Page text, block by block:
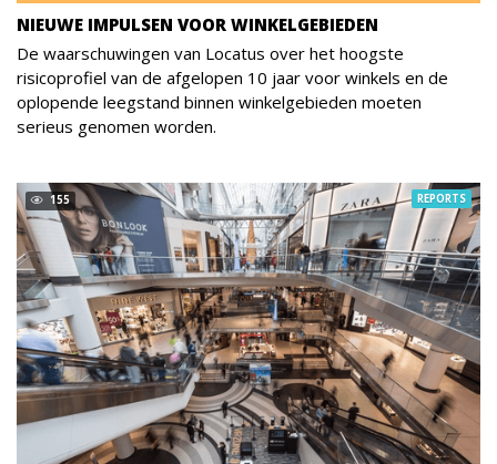
NIEUWE IMPULSEN VOOR WINKELGEBIEDEN
De waarschuwingen van Locatus over het hoogste
risicoprofiel van de afgelopen 10 jaar voor winkels en de
oplopende leegstand binnen winkelgebieden moeten
serieus genomen worden.
155 REPORTS